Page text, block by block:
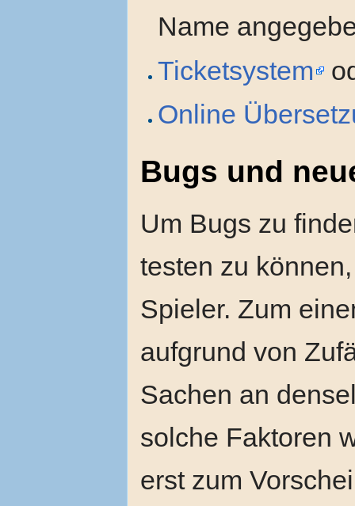
Name
Ticketsystem
Online
Bugs und
Um Bugs zu
testen zu
Spieler. Zum
aufgrund von
Sachen an
solche Faktoren
erst zum